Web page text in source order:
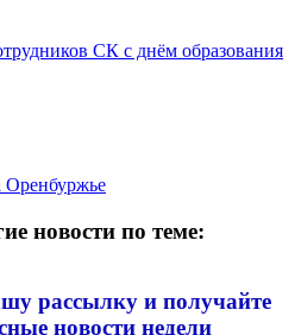
СК с днём образования
Оренбуржье
новости по теме:
рассылку и получайте
новости недели